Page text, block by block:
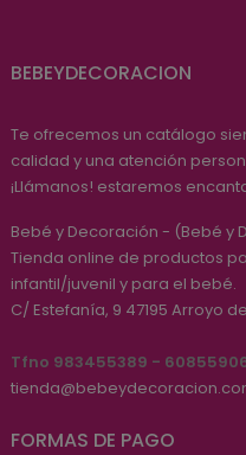
BEBEYDECORACION
Te ofrecemos un catálogo
calidad y una atención
¡Llámanos! estaremos
Bebé y Decoración - (Bebé y
Tienda online de productos
infantil/juvenil y para el bebé.
C/ Estefanía, 9 47195 Arroyo
Tfno 983455389 -
FORMAS DE PAGO